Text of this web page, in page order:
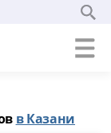
в Казани